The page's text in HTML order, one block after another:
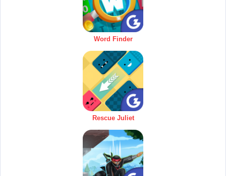
Word Finder
Rescue Juliet